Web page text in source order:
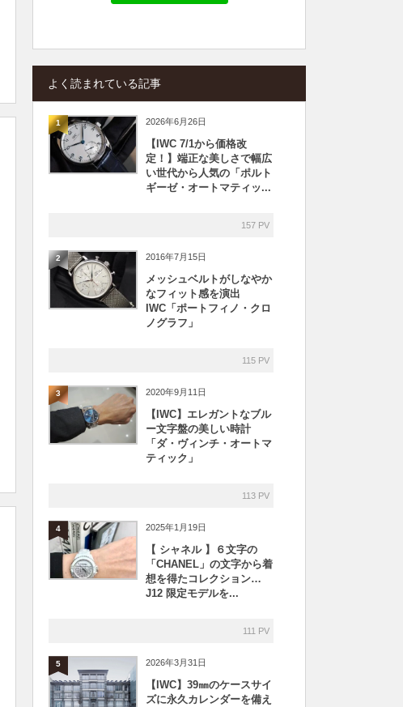
よく読まれている記事
1 2026年6月26日
【IWC 7/1から価格改
定！】端正な美しさで幅広
い世代から人気の「ポルト
ギーゼ・オートマティッ...
157 PV
2 2016年7月15日
メッシュベルトがしなやか
なフィット感を演出
IWC「ポートフィノ・クロ
ノグラフ」
115 PV
3 2020年9月11日
【IWC】エレガントなブル
ー文字盤の美しい時計
「ダ・ヴィンチ・オートマ
ティック」
113 PV
4 2025年1月19日
【 シャネル 】６文字の
「CHANEL」の文字から着
想を得たコレクション…
J12 限定モデルを...
111 PV
5 2026年3月31日
【IWC】39㎜のケースサイ
ズに永久カレンダーを備え